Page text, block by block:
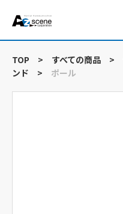
TOP > すべての商品 >
ンド
> ポール